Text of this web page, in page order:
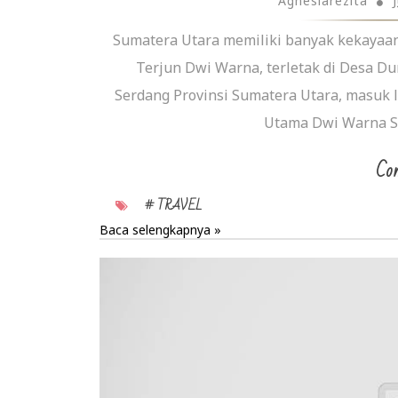
Sumatera Utara memiliki banyak
Terjun Dwi Warna, terletak di Desa
Serdang Provinsi Sumatera Utara,
Utama Dwi Warna
# TRAVEL
Baca selengkapnya »